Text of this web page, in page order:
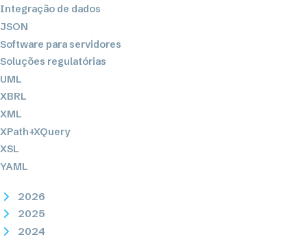
Integração de dados
JSON
Software para servidores
Soluções regulatórias
UML
XBRL
XML
XPath+XQuery
XSL
YAML
2026
2025
2024